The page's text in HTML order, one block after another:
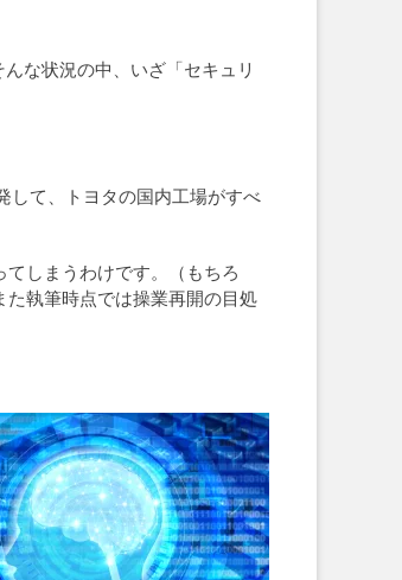
な状況の中、いざ「セキュリ
して、トヨタの国内工場がすべ
しまうわけです。（もちろ
執筆時点では操業再開の目処